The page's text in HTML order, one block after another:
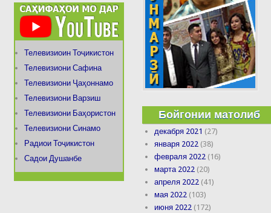
Телевизиоин Тоҷикистон
Телевизиони Сафина
Телевизиони Ҷаҳоннамо
Телевизиони Варзиш
Телевизиони Баҳористон
Телевизиони Синамо
Радиои Тоҷикистон
Садои Душанбе
Бойгонии матолиб
декабря 2021 (27)
января 2022 (38)
февраля 2022 (16)
марта 2022 (20)
апреля 2022 (41)
мая 2022 (103)
июня 2022 (172)